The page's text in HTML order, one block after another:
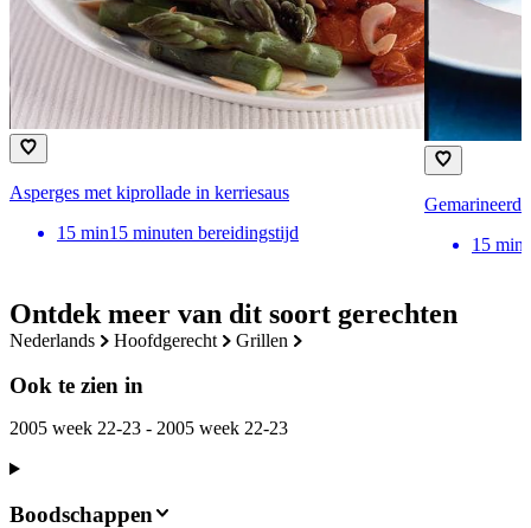
Ontdek meer van dit soort gerechten
nederlands hoofdgerecht grillen
Ook te zien in
2005 week 22-23 - 2005 week 22-23
Asperges met kiprollade in kerriesaus
15 min15 minuten bereidingstijd
15 min
Boodschappen